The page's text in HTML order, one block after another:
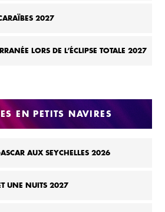
2027
LORS DE L’ÉCLIPSE TOTALE 2027
EN PETITS NAVIRES
AUX SEYCHELLES 2026
UNE NUITS 2027